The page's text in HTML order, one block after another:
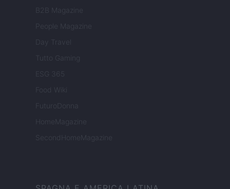
B2B Magazine
People Magazine
Day Travel
Tutto Gaming
ESG 365
Food Wiki
FuturoDonna
HomeMagazine
SecondHomeMagazine